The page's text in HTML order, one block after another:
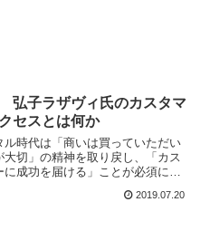
弘子ラザヴィ氏のカスタマ
セスとは何か
ル時代は「商いは買っていただい
大切」の精神を取り戻し、「カス
に成功を届ける」ことが必須にな
それを実践した企業が顧客を虜に
2019.07.20